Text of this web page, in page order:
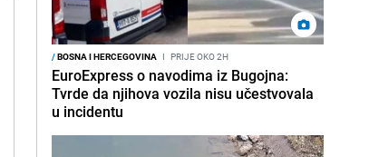
/BOSNA I HERCEGOVINA I PRIJE OKO 2H
EuroExpress o navodima iz Bugojna:
Tvrde da njihova vozila nisu učestvovala
u incidentu